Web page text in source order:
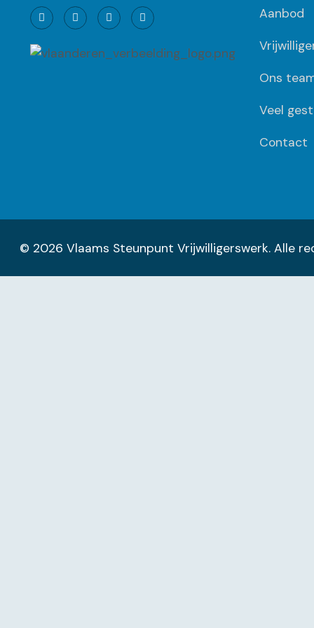
Aanbod
Ons
Veel
Contact
© 2026 Vlaams Steunpunt Vrijwilligerswerk. Alle